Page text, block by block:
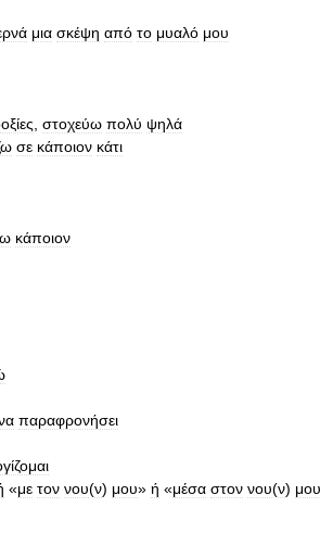
μια σκέψη από το μυαλό μου
στοχεύω πολύ ψηλά
σε κάποιον κάτι
κάποιον
παραφρονήσει
«με τον νου(ν) μου» ή «μέσα στον νου(ν) μου